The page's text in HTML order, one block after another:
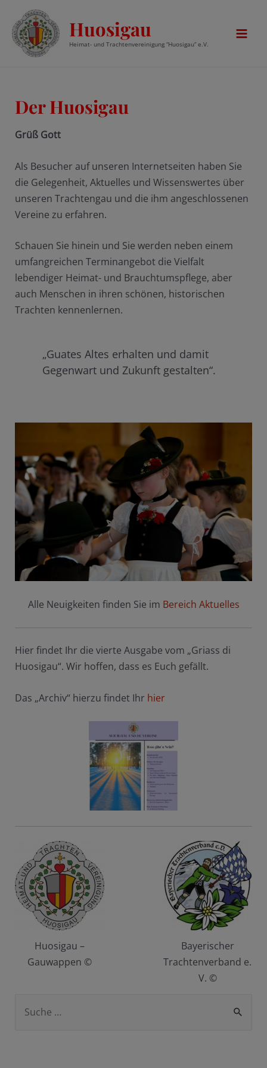
Inhalt
springen
Huosigau
Heimat- und Trachtenvereinigung “Huosigau” e.V.
Der Huosigau
Grüß Gott
Als Besucher auf unseren Internetseiten haben Sie
die Gelegenheit, Aktuelles und Wissenswertes über
unseren Trachtengau und die ihm angeschlossenen
Vereine zu erfahren.
Schauen Sie hinein und Sie werden neben einem
umfangreichen Terminangebot die Vielfalt
lebendiger Heimat- und Brauchtumspflege, aber
auch Menschen in ihren schönen, historischen
Trachten kennenlernen.
„Guates Altes erhalten und damit
Gegenwart und Zukunft gestalten“.
Alle Neuigkeiten finden Sie im Bereich Aktuelles
Hier findet Ihr die vierte Ausgabe vom „Griass di
Huosigau“. Wir hoffen, dass es Euch gefällt.
Das „Archiv“ hierzu findet Ihr hier
Huosigau –
Gauwappen ©
Bayerischer
Trachtenverband e.
V. ©